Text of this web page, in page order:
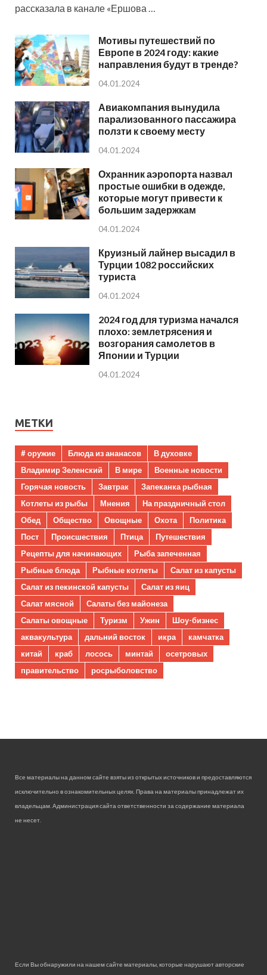
рассказала в канале «Ершова …
Мотивы путешествий по
Европе в 2024 году: какие
направления будут в тренде?
04.01.2024
Авиакомпания вынудила
парализованного пассажира
ползти к своему месту
04.01.2024
Охранник аэропорта назвал
простые ошибки в одежде,
которые могут привести к
большим задержкам
04.01.2024
Круизный лайнер высадил в
Турции 1082 российских
туриста
04.01.2024
2024 год для туризма начался
плохо: землетрясения и
возгорания самолетов в
Японии и Турции
04.01.2024
МЕТКИ
# оружие Блюда из ананасов
В духовке
Владимир Зеленский
В мире
Военные новости
Горячая новость
Завтрак
Запеканка рыбная
Котлеты из рыбы
Мнения
На праздничный стол
Обед
Общество Овощные Охота
Политика
Пост
Происшествия Птица
Путешествия
Рецепты для начинающих
Рыба запеченная
Рыбные блюда
Рыбные котлеты
Салат из капусты
Салат из пекинской капусты
Салат из яиц
Салат мясной
Салаты без майонеза
Салаты овощные
Туризм Ужин
Шоу-бизнес
аквакультура
дальний восток икра
камчатка
китай
краб лосось минтай
осетровых
правительство
росрыболовство
Все материалы на данном сайте взяты из открытых источников и предоставляются
исключительно в ознакомительных целях. Права на материалы принадлежат их
владельцам. Администрация сайта ответственности за содержание материала
не несет.
Если Вы обнаружили на нашем сайте материалы, которые нарушают авторские